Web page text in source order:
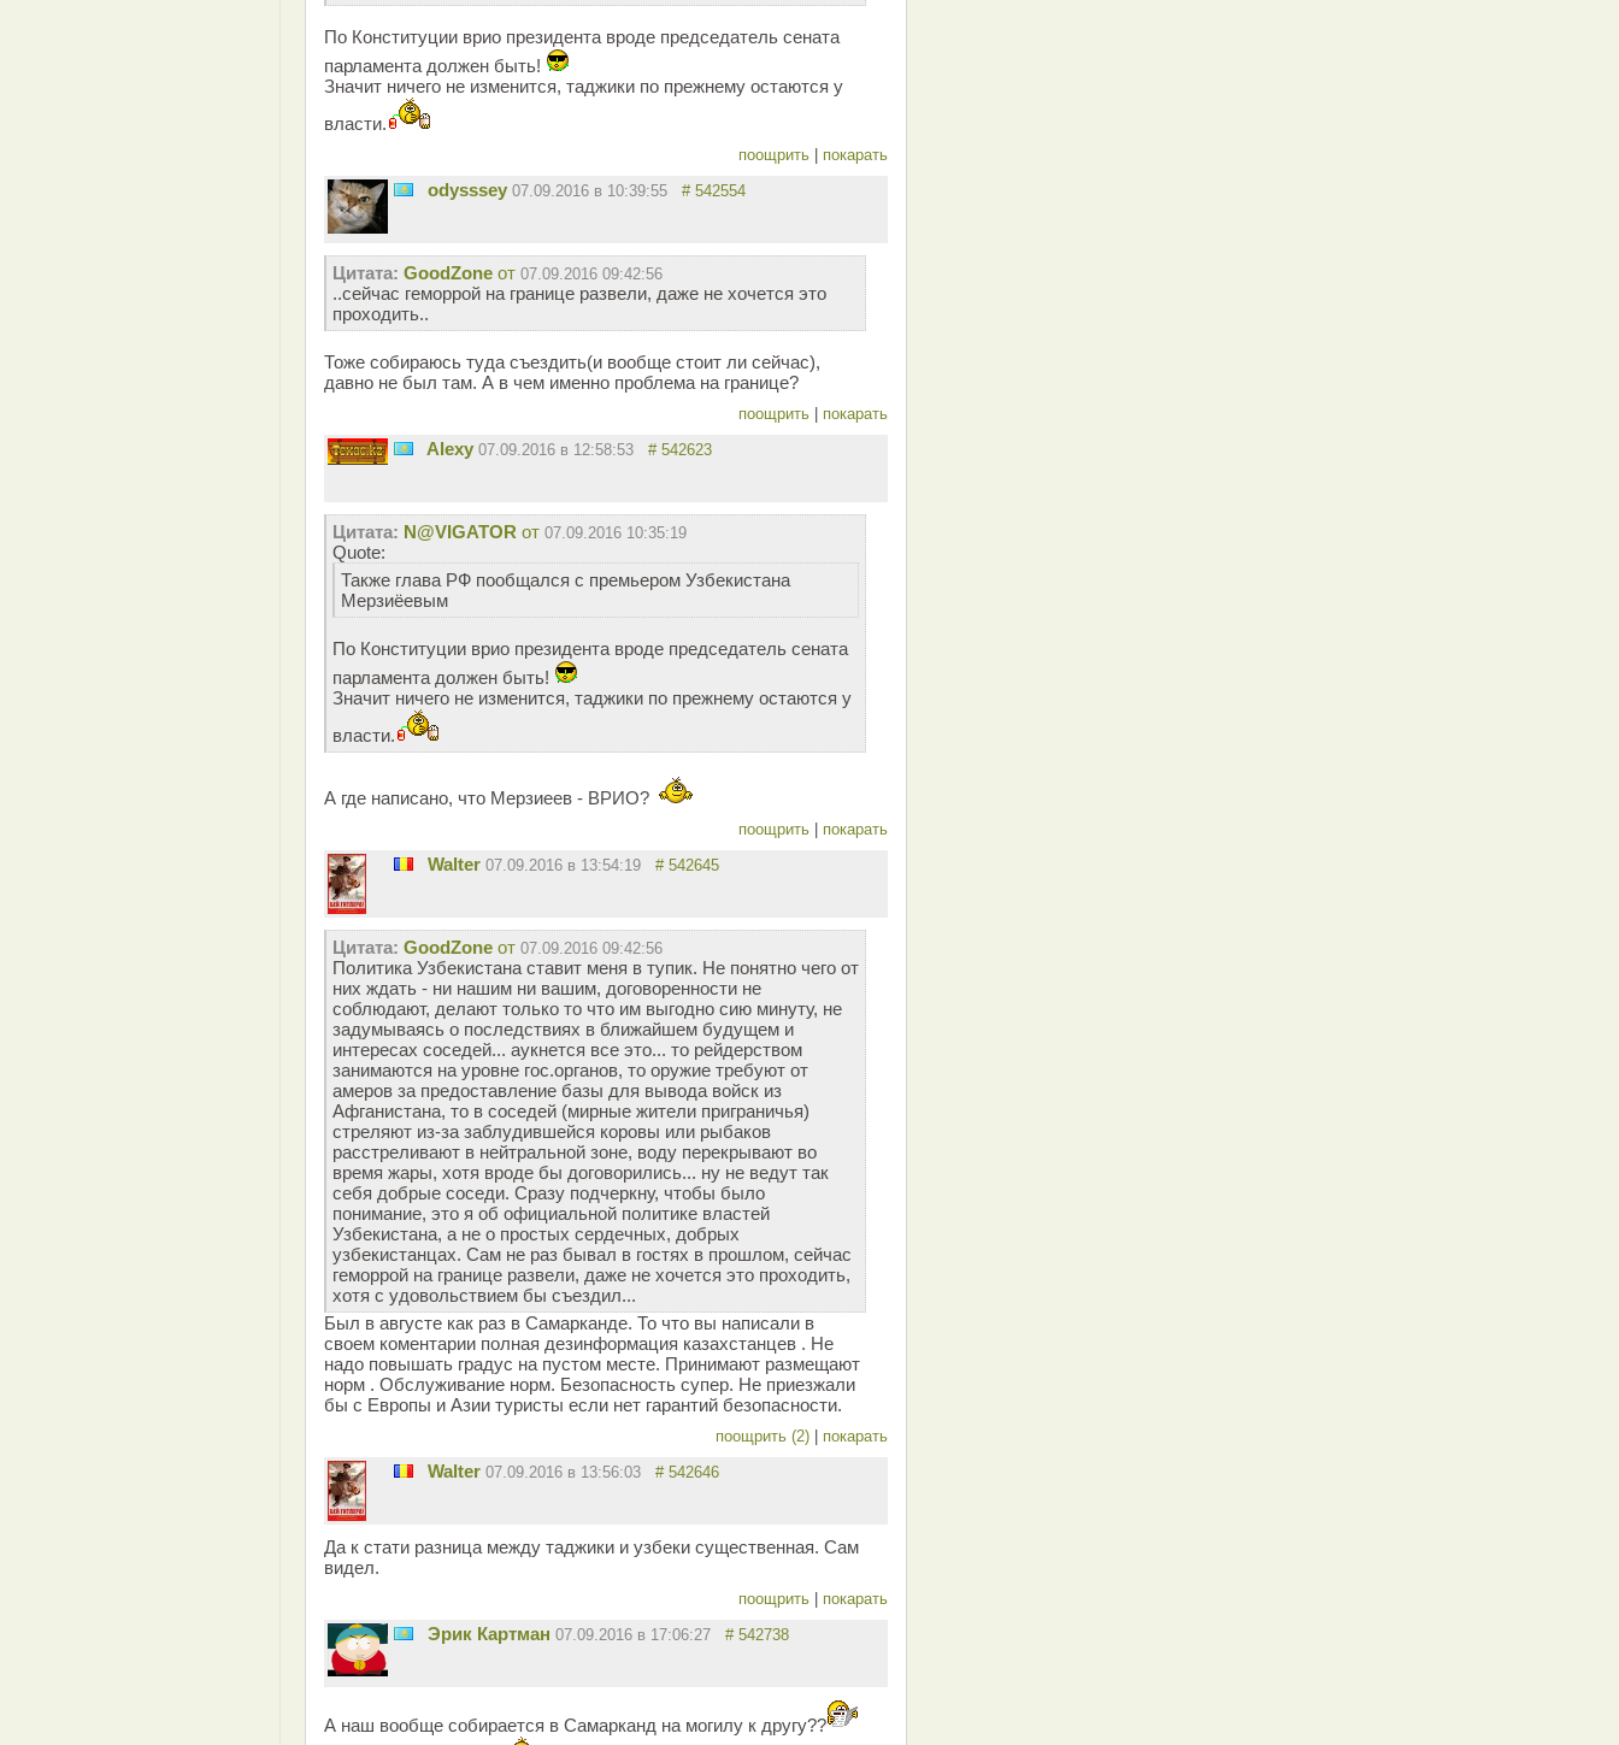
По Конституции врио президента вроде председатель сената
парламента должен быть!
Значит ничего не изменится, таджики по прежнему остаются у
власти.
поощрить покарать
odysssey 07.09.2016 в 10:39:55 # 542554
Цитата: GoodZone от 07.09.2016 09:42:56
..сейчас геморрой на границе развели, даже не хочется это
проходить..
Тоже собираюсь туда съездить(и вообще стоит ли сейчас),
давно не был там. А в чем именно проблема на границе?
поощрить покарать
Alexy 07.09.2016 в 12:58:53 # 542623
Цитата: N@VIGATOR от 07.09.2016 10:35:19
Quote:
Также глава РФ пообщался с премьером Узбекистана
Мерзиёевым
По Конституции врио президента вроде председатель сената
парламента должен быть!
Значит ничего не изменится, таджики по прежнему остаются у
власти.
А где написано, что Мерзиеев - ВРИО?
поощрить покарать
Walter 07.09.2016 в 13:54:19 # 542645
Цитата: GoodZone от 07.09.2016 09:42:56
Политика Узбекистана ставит меня в тупик. Не понятно чего от
них ждать - ни нашим ни вашим, договоренности не
соблюдают, делают только то что им выгодно сию минуту, не
задумываясь о последствиях в ближайшем будущем и
интересах соседей... аукнется все это... то рейдерством
занимаются на уровне гос.органов, то оружие требуют от
амеров за предоставление базы для вывода войск из
Афганистана, то в соседей (мирные жители приграничья)
стреляют из-за заблудившейся коровы или рыбаков
расстреливают в нейтральной зоне, воду перекрывают во
время жары, хотя вроде бы договорились... ну не ведут так
себя добрые соседи. Сразу подчеркну, чтобы было
понимание, это я об официальной политике властей
Узбекистана, а не о простых сердечных, добрых
узбекистанцах. Сам не раз бывал в гостях в прошлом, сейчас
геморрой на границе развели, даже не хочется это проходить,
хотя с удовольствием бы съездил...
Был в августе как раз в Самарканде. То что вы написали в
своем коментарии полная дезинформация казахстанцев . Не
надо повышать градус на пустом месте. Принимают размещают
норм . Обслуживание норм. Безопасность супер. Не приезжали
бы с Европы и Азии туристы если нет гарантий безопасности.
поощрить (2) покарать
Walter 07.09.2016 в 13:56:03 # 542646
Да к стати разница между таджики и узбеки существенная. Сам
видел.
поощрить покарать
Эрик Картман 07.09.2016 в 17:06:27 # 542738
А наш вообще собирается в Самарканд на могилу к другу??